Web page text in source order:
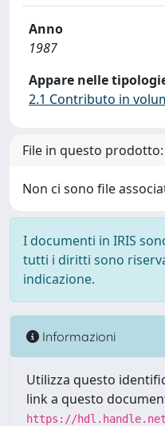
Anno
1987
Appare nelle
2.1 Contributo in
File in questo prodotto:
Non ci sono file
I documenti in IRIS
tutti i diritti sono
indicazione.
Informazioni
Utilizza questo
link a questo
https://